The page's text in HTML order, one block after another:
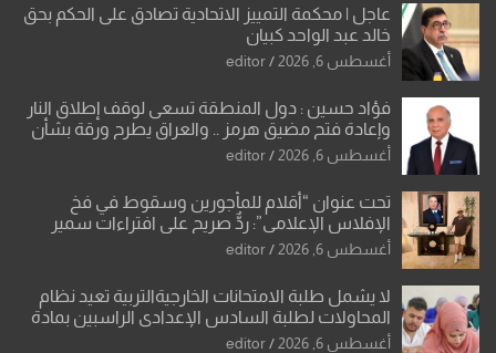
عاجل | محكمة التمييز الاتحادية تصادق على الحكم بحق
خالد عبد الواحد كبيان
أغسطس 6, 2026 editor
فؤاد حسين : دول المنطقة تسعى لوقف إطلاق النار
وإعادة فتح مضيق هرمز .. والعراق يطرح ورقة بشأن
تحولات القدس
أغسطس 6, 2026 editor
تحت عنوان “أقلام للمأجورين وسقوط في فخ
الإفلاس الإعلامي”: ردٌّ صريح على افتراءات سمير
الشكرجي
أغسطس 6, 2026 editor
لا يشمل طلبة الامتحانات الخارجيةالتربية تعيد نظام
المحاولات لطلبة السادس الإعدادي الراسبين بمادة
أو مادتين
أغسطس 6, 2026 editor